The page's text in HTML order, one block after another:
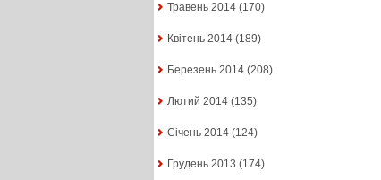
Травень 2014(170)
Квітень 2014(189)
Березень 2014(208)
Лютий 2014(135)
Січень 2014(124)
Грудень 2013 (174)